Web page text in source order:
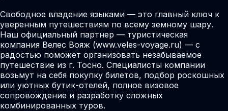
Свободное владение языками — это главный ключ к
уверенным путешествиям по всему земному шару.
Наш официальный партнер — туристическая
компания Велес Вояж (www.veles-voyage.ru) — с
радостью поможет организовать незабываемое
путешествие из г. Тосно. Специалисты компании
возьмут на себя покупку билетов, подбор роскошных
или уютных бутик-отелей, полное визовое
сопровождение и разработку сложных
комбинированных туров.